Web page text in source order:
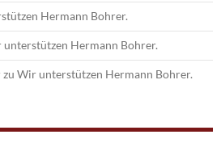
Hermann Bohrer.
unterstützen Hermann Bohrer.
zu Wir unterstützen Hermann Bohrer.